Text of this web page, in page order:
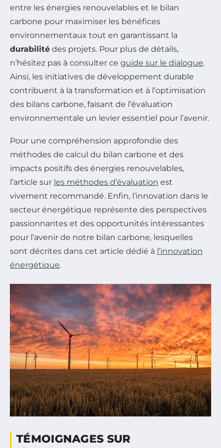
entre les énergies renouvelables et le bilan
carbone pour maximiser les bénéfices
environnementaux tout en garantissant la
durabilité des projets. Pour plus de détails,
n’hésitez pas à consulter ce guide sur le dialogue.
Ainsi, les initiatives de développement durable
contribuent à la transformation et à l’optimisation
des bilans carbone, faisant de l’évaluation
environnementale un levier essentiel pour l’avenir.
Pour une compréhension approfondie des
méthodes de calcul du bilan carbone et des
impacts positifs des énergies renouvelables,
l’article sur les méthodes d’évaluation est
vivement recommandé. Enfin, l’innovation dans le
secteur énergétique représente des perspectives
passionnantes et des opportunités intéressantes
pour l’avenir de notre bilan carbone, lesquelles
sont décrites dans cet article dédié à l’innovation
énergétique.
TÉMOIGNAGES SUR